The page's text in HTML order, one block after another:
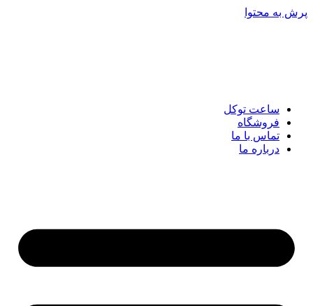
پرش به محتوا
ساعت توکل
فروشگاه
تماس با ما
درباره ما